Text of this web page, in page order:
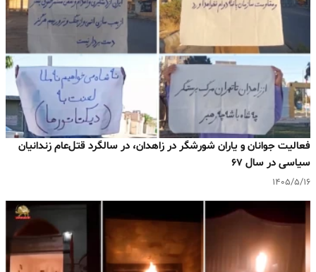
فعالیت جوانان و یاران شورشگر در زاهدان، در سالگرد قتل‌عام زندانیان
سیاسی در سال ۶۷
۱۴۰۵/۵/۱۶